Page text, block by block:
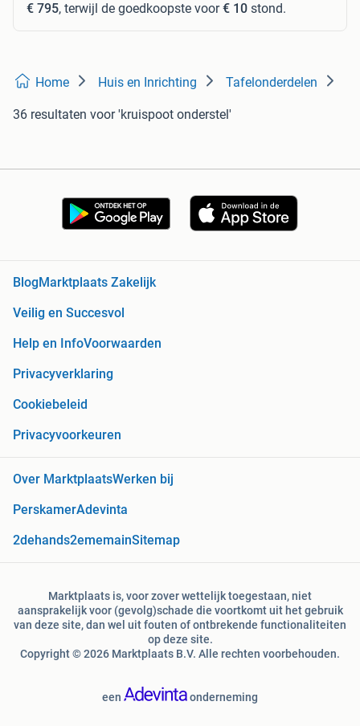
€ 795, terwijl de goedkoopste voor€ 10 stond.
Home Huis en Inrichting Tafelonderdelen
36 resultaten voor 'kruispoot onderstel'
Blog Marktplaats Zakelijk
Veilig en Succesvol
Help en InfoVoorwaarden
Privacyverklaring
Cookiebeleid
Privacyvoorkeuren
Over MarktplaatsWerken bij
PerskamerAdevinta
2dehands2ememainSitemap
Marktplaats is, voor zover wettelijk toegestaan, niet
aansprakelijk voor (gevolg)schade die voortkomt uit het gebruik
van deze site, dan wel uit fouten of ontbrekende functionaliteiten
op deze site.
Copyright © 2026 Marktplaats B.V. Alle rechten voorbehouden.
een onderneming